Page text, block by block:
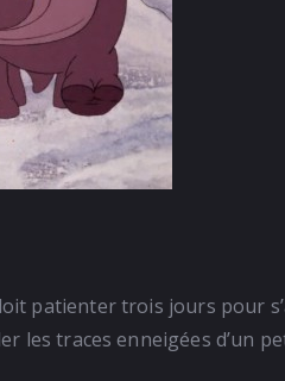
patienter trois jours pour
les traces enneigées d’un